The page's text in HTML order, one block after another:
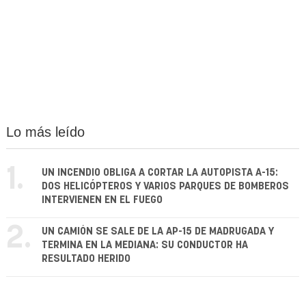
Lo más leído
1.
UN INCENDIO OBLIGA A CORTAR LA AUTOPISTA A-15:
DOS HELICÓPTEROS Y VARIOS PARQUES DE BOMBEROS
INTERVIENEN EN EL FUEGO
2.
UN CAMIÓN SE SALE DE LA AP-15 DE MADRUGADA Y
TERMINA EN LA MEDIANA: SU CONDUCTOR HA
RESULTADO HERIDO